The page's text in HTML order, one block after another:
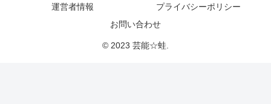
運営者情報
プライバシーポリシー
お問い合わせ
© 2023 芸能☆蛙.